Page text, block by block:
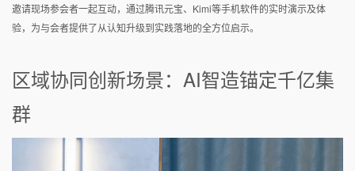
邀请现场参会者一起互动，通过腾讯元宝、Kimi等手机软件的实时演示及体
验，为与会者提供了从认知升级到实践落地的全方位启示。
区域协同创新场景：AI智造锚定千亿集
群